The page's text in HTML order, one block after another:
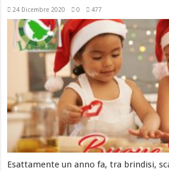
24 Dicembre 2020 0 477
Esattamente un anno fa, tra brindisi,